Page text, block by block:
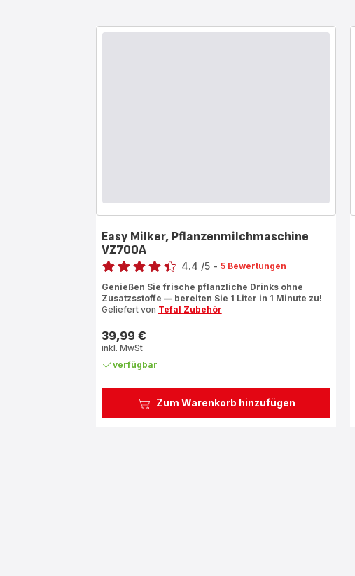
Zum Warenkorb hinzufügen
Easy Milker, Pflanzenmilchmaschine
VZ700A
Bewertung
4.4 /5 - 5 Bewertungen
Genießen Sie frische pflanzliche Drinks ohne
Zusatzsstoffe — bereiten Sie 1 Liter in 1 Minute zu!
Geliefert von Tefal Zubehör
Preis
39,99 €
inkl. MwSt
verfügbar